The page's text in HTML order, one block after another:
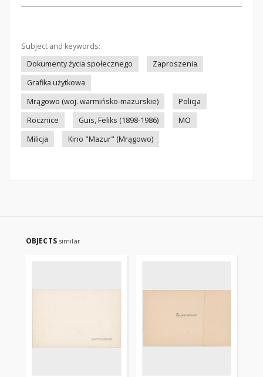
Subject and keywords:
Dokumenty życia społecznego
Zaproszenia
Grafika użytkowa
Mrągowo (woj. warmińsko-mazurskie)
Policja
Rocznice
Guis, Feliks (1898-1986)
MO
Milicja
Kino "Mazur" (Mrągowo)
OBJECTS similar